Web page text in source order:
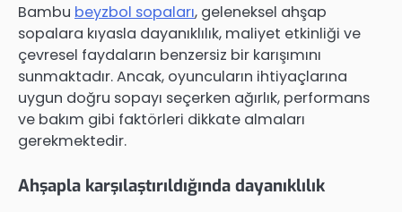
Bambu beyzbol sopaları, geleneksel ahşap
sopalara kıyasla dayanıklılık, maliyet etkinliği ve
çevresel faydaların benzersiz bir karışımını
sunmaktadır. Ancak, oyuncuların ihtiyaçlarına
uygun doğru sopayı seçerken ağırlık, performans
ve bakım gibi faktörleri dikkate almaları
gerekmektedir.
Ahşapla karşılaştırıldığında dayanıklılık